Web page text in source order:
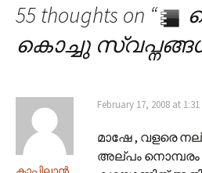
55 thoughts on “
കൊച്ചു
February 17, 2008 at
മാഷേ , വളരെ
അല്പം നൊമ്പരം